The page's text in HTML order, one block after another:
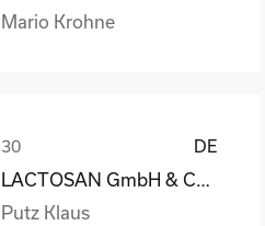
Mario Krohne
DE
Putz Klaus